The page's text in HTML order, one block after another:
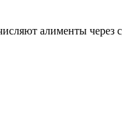
алименты через